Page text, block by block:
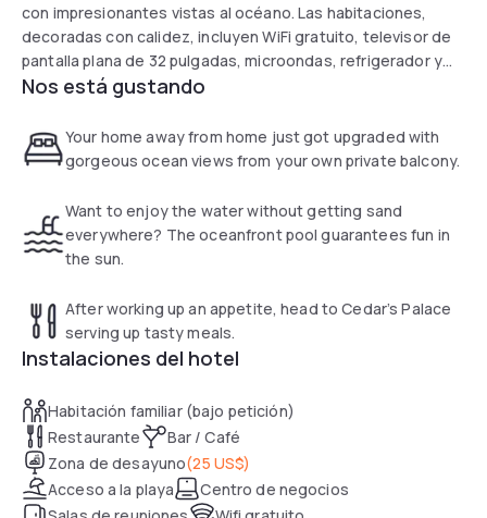
con impresionantes vistas al océano. Las habitaciones,
decoradas con calidez, incluyen WiFi gratuito, televisor de
pantalla plana de 32 pulgadas, microondas, refrigerador y
cafetera. Los huéspedes pueden relajarse en la piscina
un cóctel en el Tiki Bar o descansar en el jacuzzi después
de hacer ejercicio en el gimnasio. El restaurante del hotel,
desayuno, almuerzo y cena con vistas panorámicas al mar.
Entre sus servicios adicionales se incluyen mini golf, salón
de belleza, tienda de regalos y traslado al aeropuerto. A
del centro de Fort Lauderdale, es una opción ideal para
escapadas familiares o de descanso junto al mar.
Nos está gustando
Your home away from home just got upgraded with
gorgeous ocean views from your own private balcony.
Want to enjoy the water without getting sand
everywhere? The oceanfront pool guarantees fun in
the sun.
After working up an appetite, head to Cedar’s Palace
serving up tasty meals.
Instalaciones del hotel
Habitación familiar (bajo petición)
Restaurante
Bar / Café
Zona de desayuno(25 US$)
Acceso a la playa
Centro de negocios